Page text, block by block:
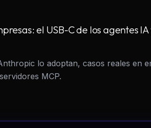
el USB-C de los agentes
lo adoptan, casos reales en
MCP.